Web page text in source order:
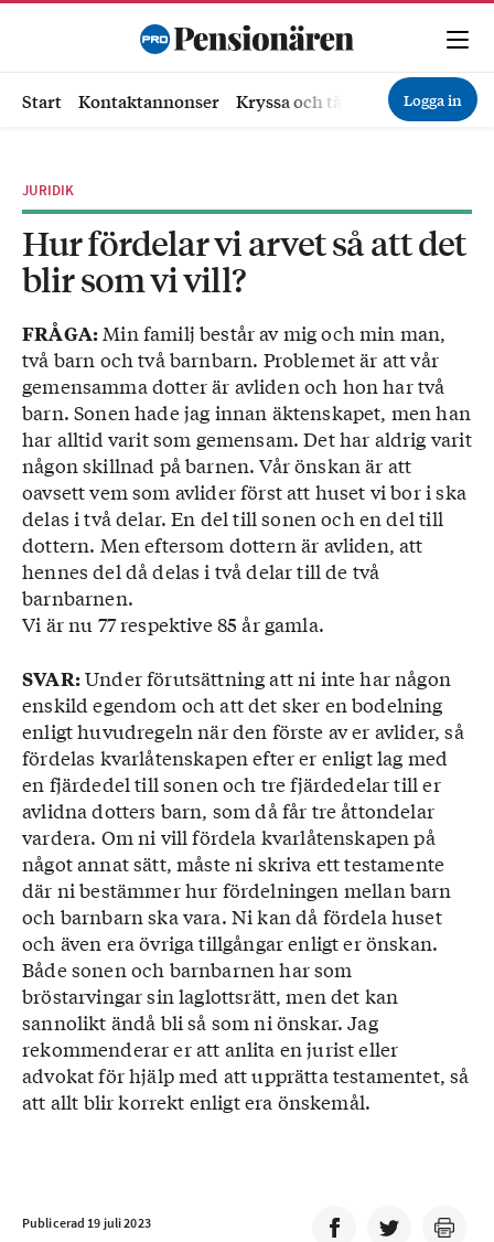
Start Kontaktannonser Kryssa och tävla Ekonomi
Logga in
JURIDIK
Hur fördelar vi arvet så att det
blir som vi vill?
FRÅGA:Min familj består av mig och min man,
två barn och två barnbarn. Problemet är att vår
gemensamma dotter är avliden och hon har två
barn. Sonen hade jag innan äktenskapet, men han
har alltid varit som gemensam. Det har aldrig varit
någon skillnad på barnen. Vår önskan är att
oavsett vem som avlider först att huset vi bor i ska
delas i två delar. En del till sonen och en del till
dottern. Men eftersom dottern är avliden, att
hennes del då delas i två delar till de två
barnbarnen.
Vi är nu 77 respektive 85 år gamla.
SVAR:Under förutsättning att ni inte har någon
enskild egendom och att det sker en bodelning
enligt huvudregeln när den förste av er avlider, så
fördelas kvarlåtenskapen efter er enligt lag med
en fjärdedel till sonen och tre fjärdedelar till er
avlidna dotters barn, som då får tre åttondelar
vardera. Om ni vill fördela kvarlåtenskapen på
något annat sätt, måste ni skriva ett testamente
där ni bestämmer hur fördelningen mellan barn
och barnbarn ska vara. Ni kan då fördela huset
och även era övriga tillgångar enligt er önskan.
Både sonen och barnbarnen har som
bröstarvingar sin laglottsrätt, men det kan
sannolikt ändå bli så som ni önskar. Jag
rekommenderar er att anlita en jurist eller
advokat för hjälp med att upprätta testamentet, så
att allt blir korrekt enligt era önskemål.
Publicerad 19 juli 2023